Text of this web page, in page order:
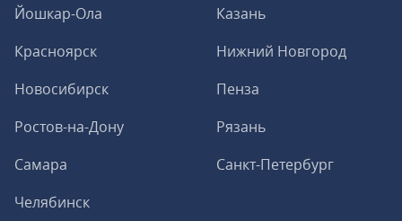
Йошкар-Ола
Казань
Красноярск
Нижний Новгород
Новосибирск
Пенза
Ростов-на-Дону
Рязань
Самара
Санкт-Петербург
Челябинск